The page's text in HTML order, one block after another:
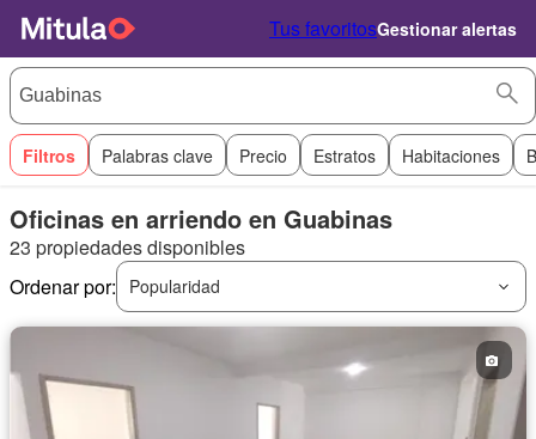
Tus favoritosGestionar alertas
Filtros Palabras clave Precio Estratos Habitaciones
Oficinas en arriendo en Guabinas
23 propiedades disponibles
Ordenar por:
Popularidad